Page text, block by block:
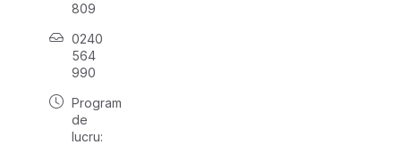
809
0240
564
990
Program
de
lucru: